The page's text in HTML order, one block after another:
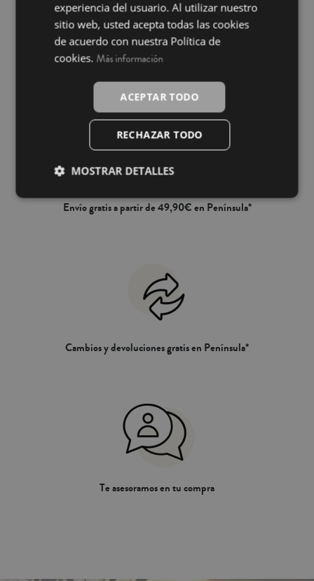
Pago 100% seguro
Envío gratis a partir de 49,90€ en Península*
Cambios y devoluciones gratis en Península*
Te asesoramos en tu compra
INGLÉS
experiencia del usuario. Al utilizar nuestro
sitio web, usted acepta todas las cookies
de acuerdo con nuestra Política de
cookies. Más información
ACEPTAR TODO
RECHAZAR TODO
MOSTRAR DETALLES